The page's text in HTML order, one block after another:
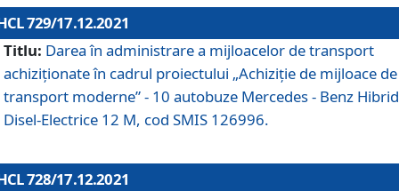
729/17.12.2021
Titlu: Darea în administrare a mijloacelor de transport
achiziționate în cadrul proiectului „Achiziţie de mijloace de
transport moderne” - 10 autobuze Mercedes - Benz Hibrid
Disel-Electrice 12 M, cod SMIS 126996.
728/17.12.2021